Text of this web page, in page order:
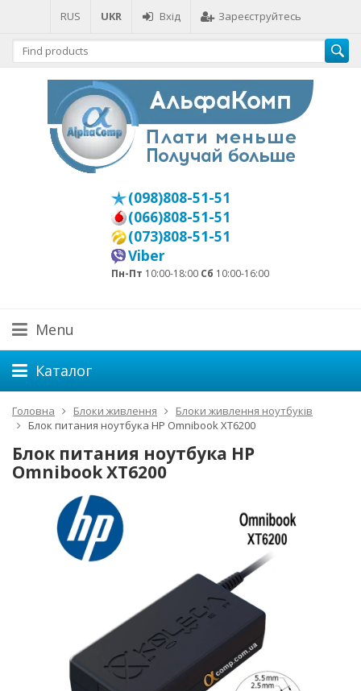
RUS UKR Вхід Зареєструйтесь
(098)808-51-51
(066)808-51-51
(073)808-51-51
Viber
Пн-Пт 10:00-18:00 Сб 10:00-16:00
Menu
Каталог
Головна Блоки живлення
Блоки живлення ноутбуків
Блок питания ноутбука HP Omnibook XT6200
Блок питания ноутбука HP
Omnibook XT6200